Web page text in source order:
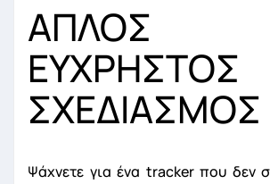
ΑΠΛΟΣ
ΕΥΧΡΗΣΤΟΣ
ΣΧΕΔΙΑΣΜΟΣ
Ψάχνετε για ένα tracker που δεν